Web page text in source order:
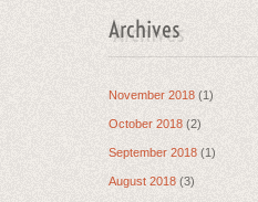
Archives
November 2018 (1)
October 2018 (2)
September 2018 (1)
August 2018 (3)